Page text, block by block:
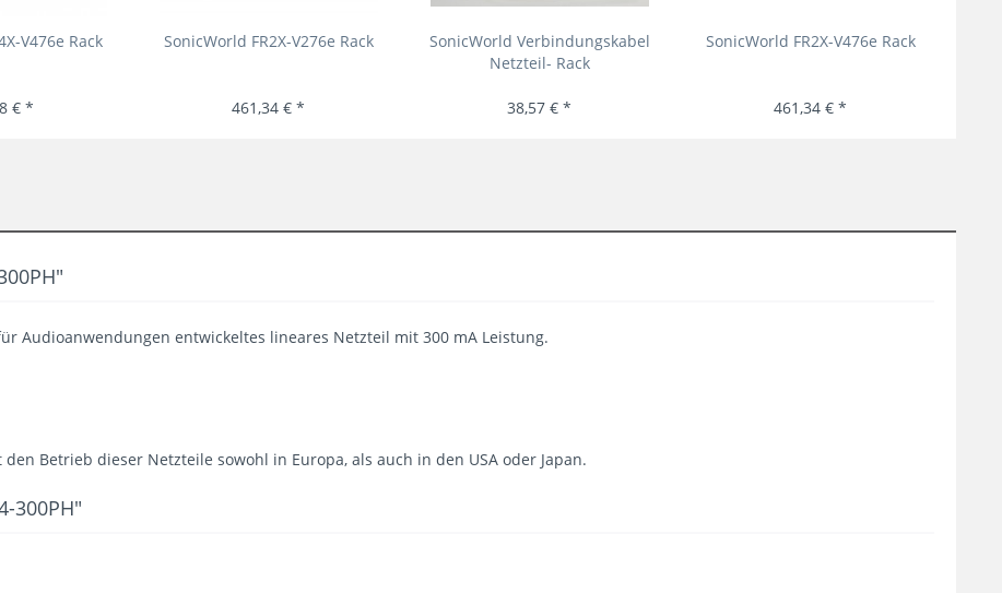
V476e Rack
€ *
SonicWorld FR2X-V276e Rack
461,34 € *
SonicWorld Verbindungskabel
Netzteil- Rack
38,57 € *
SonicWorld FR2X-V476e Rack
461,34 € *
Audioanwendungen entwickeltes lineares Netzteil mit 300 mA Leistung.
Betrieb dieser Netzteile sowohl in Europa, als auch in den USA oder Japan.
300PH"